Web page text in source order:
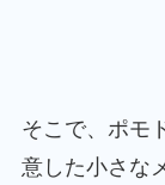
そこで、ポモ
意した小さな